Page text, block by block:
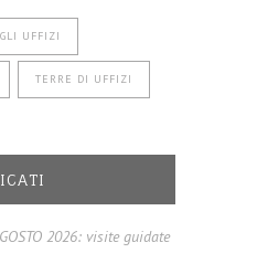
UFFIZI
TERRE DI UFFIZI
2026: visite guidate